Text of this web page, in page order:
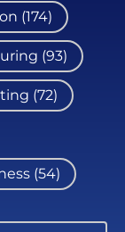
(174)
(93)
(72)
(54)